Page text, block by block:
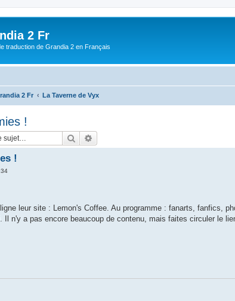
2 Fr
traduction de Grandia 2 en Français
2 Fr La Taverne de Vyx
!
Rechercher
!
leur site : Lemon's Coffee. Au programme : fanarts, fanfics,
Il n'y a pas encore beaucoup de contenu, mais faites circuler le